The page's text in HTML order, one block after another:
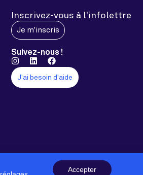
Inscrivez-vous à l'infolettre
Je m'inscris
Suivez-nous !
J'ai besoin d'aide
Accepter